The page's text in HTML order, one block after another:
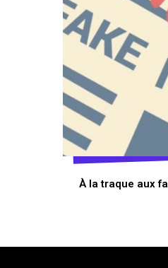
À la traque aux